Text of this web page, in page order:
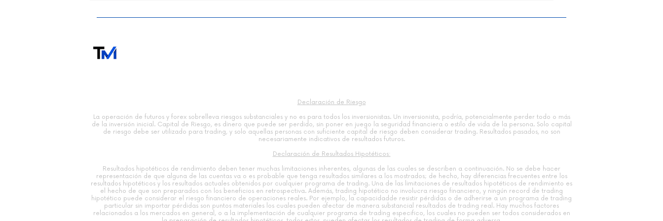
que dice la evidencia
incertidumbre | Paco Vara
Movimiento Real del
Declaración de Riesgo
La operación de futuros y forex sobrelleva riesgos substanciales y no es para todos los inversionistas. Un inversionista, podría, potencialmente perder todo o más
de la inversión inicial. Capital de Riesgo, es dinero que puede ser perdido, sin poner en juego la seguridad financiera o estilo de vida de la persona. Solo capital
de riesgo debe ser utilizado para trading, y solo aquellas personas con suficiente capital de riesgo deben considerar trading. Resultados pasados, no son
necesariamente indicativos de resultados futuros.​
Declaración de Resultados Hipotéticos:
Resultados hipotéticos de rendimiento deben tener muchas limitaciones inherentes, algunas de las cuales se describen a continuación. No se debe hacer
representación de que alguna de las cuentas va o es probable que tenga resultados similares a los mostrados; de hecho, hay diferencias frecuentes entre los
resultados hipotéticos y los resultados actuales obtenidos por cualquier programa de trading. Una de las limitaciones de resultados hipotéticos de rendimiento es
el hecho de que son preparados con los beneficios en retrospectiva. Además, trading hipotético no involucra riesgo financiero, y ningún record de trading
hipotético puede considerar el riesgo financiero de operaciones reales. Por ejemplo, la capacidadde resistir pérdidas o de adherirse a un programa de trading
particular sin importar pérdidas son puntos materiales los cuales pueden afectar de manera substancial resultados de trading real. Hay muchos factores
relacionados a los mercados en general, o a la implementación de cualquier programa de trading especifico, los cuales no pueden ser todos considerados en